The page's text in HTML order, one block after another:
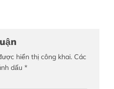
hiển thị công khai. Các
dấu *